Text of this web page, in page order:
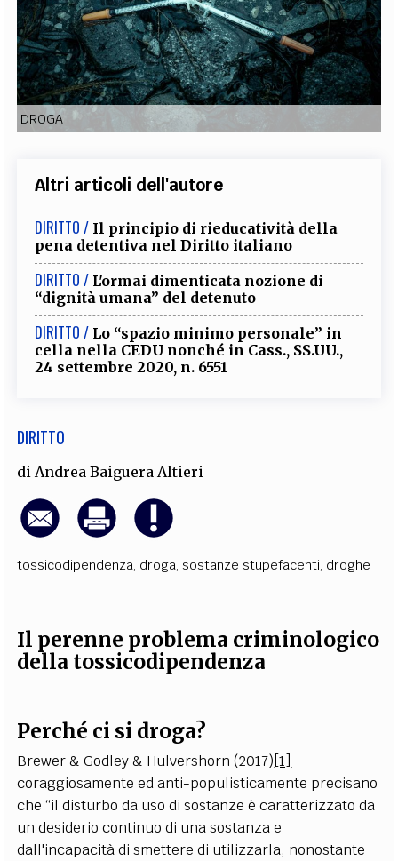
EXTRA
CODICI RUBRICHE LIBRI PROCEEDINGS PUBBLICITÀ CONTATTI
SOCIAL MEDIA
DROGA
Altri articoli dell'autore
DIRITTO / Il principio di rieducatività della
pena detentiva nel Diritto italiano
DIRITTO / L'ormai dimenticata nozione di
“dignità umana” del detenuto
DIRITTO / Lo “spazio minimo personale” in
cella nella CEDU nonché in Cass., SS.UU.,
24 settembre 2020, n. 6551
DIRITTO
di Andrea Baiguera Altieri
tossicodipendenza, droga,sostanze stupefacenti, droghe
Il perenne problema criminologico
della tossicodipendenza
Perché ci si droga?
Brewer & Godley & Hulvershorn (2017)[1]
coraggiosamente ed anti-populisticamente precisano
che “il disturbo da uso di sostanze è caratterizzato da
un desiderio continuo di una sostanza e
dall'incapacità di smettere di utilizzarla, nonostante